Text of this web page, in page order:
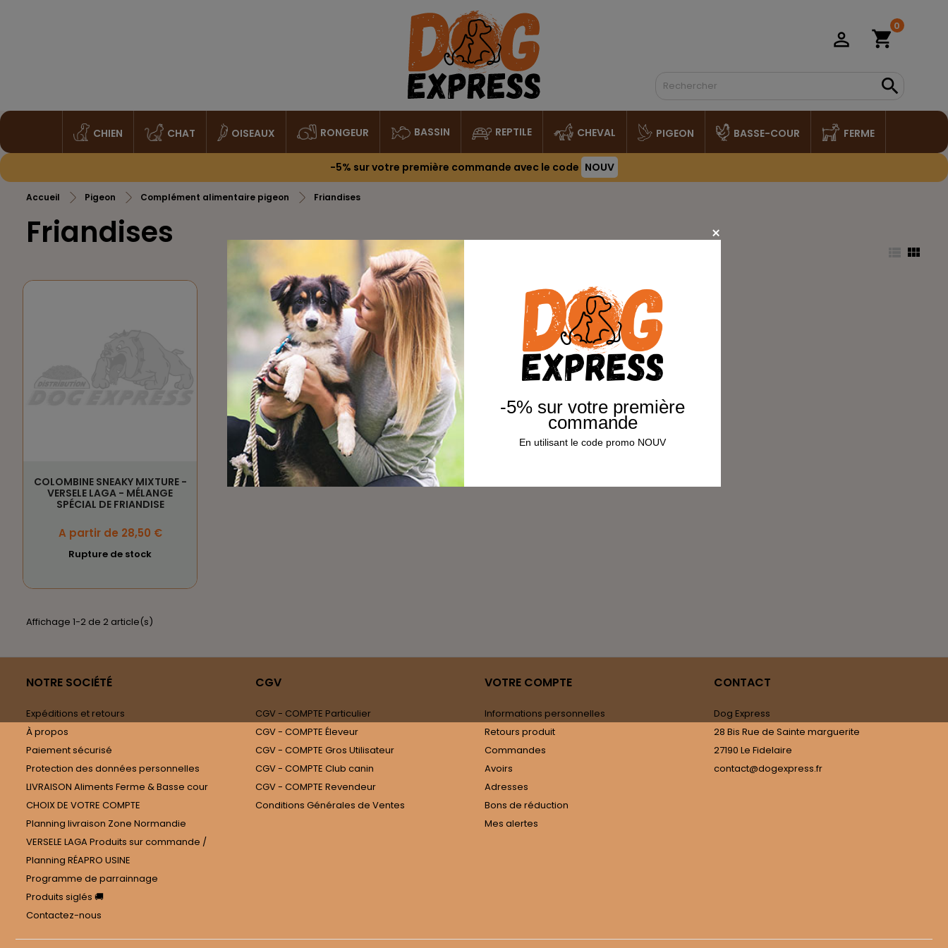
shopping_cart
0
person_outline

CHIEN CHAT OISEAUX RONGEUR BASSIN REPTILE CHEVAL PIGEON BASSE-COUR FERME
-5% sur votre première commande avec le code NOUV
Accueil Pigeon Complément alimentaire pigeon Friandises
Friandises

COLOMBINE SNEAKY MIXTURE -
VERSELE LAGA - MÉLANGE
SPÉCIAL DE FRIANDISE
Prix
A partir de 28,50 €
Rupture de stock
Affichage 1-2 de 2 article(s)
NOTRE SOCIÉTÉ
Expéditions et retours
À propos
Paiement sécurisé
Protection des données personnelles
LIVRAISON Aliments Ferme & Basse cour
CHOIX DE VOTRE COMPTE
Planning livraison Zone Normandie
VERSELE LAGA Produits sur commande /
Planning RÉAPRO USINE
Programme de parrainnage
Produits siglés 🚚
Contactez-nous
CGV
CGV - COMPTE Particulier
CGV - COMPTE Éleveur
CGV - COMPTE Gros Utilisateur
CGV - COMPTE Club canin
CGV - COMPTE Revendeur
Conditions Générales de Ventes
VOTRE COMPTE
Informations personnelles
Retours produit
Commandes
Avoirs
Adresses
Bons de réduction
Mes alertes
CONTACT
Dog Express
28 Bis Rue de Sainte marguerite
27190 Le Fidelaire
contact@dogexpress.fr
-5% sur votre première
commande
En utilisant le code promo NOUV